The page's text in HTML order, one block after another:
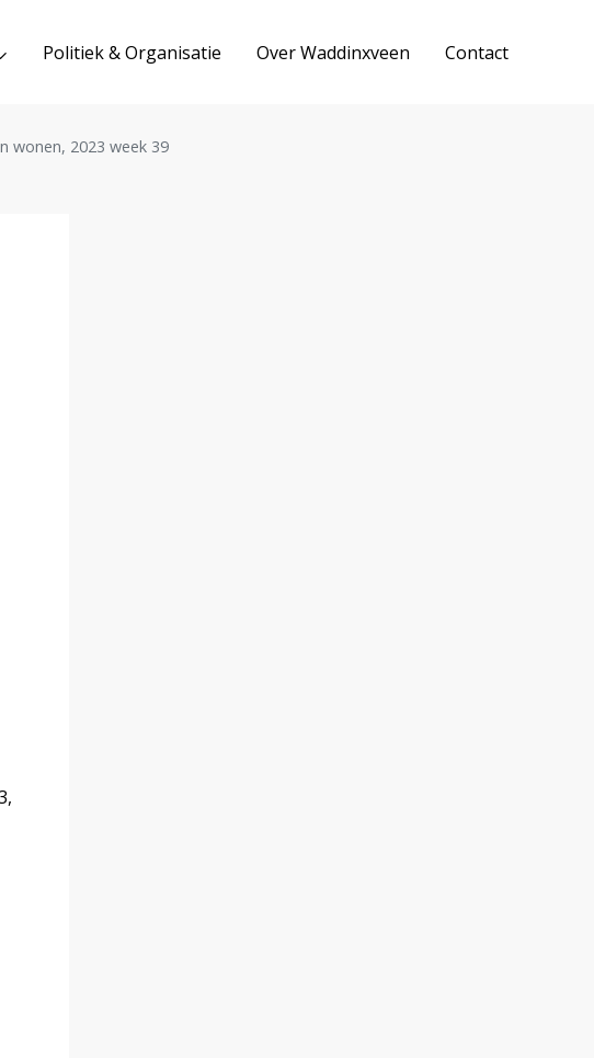
Politiek & Organisatie Over Waddinxveen Contact
wonen, 2023 week 39